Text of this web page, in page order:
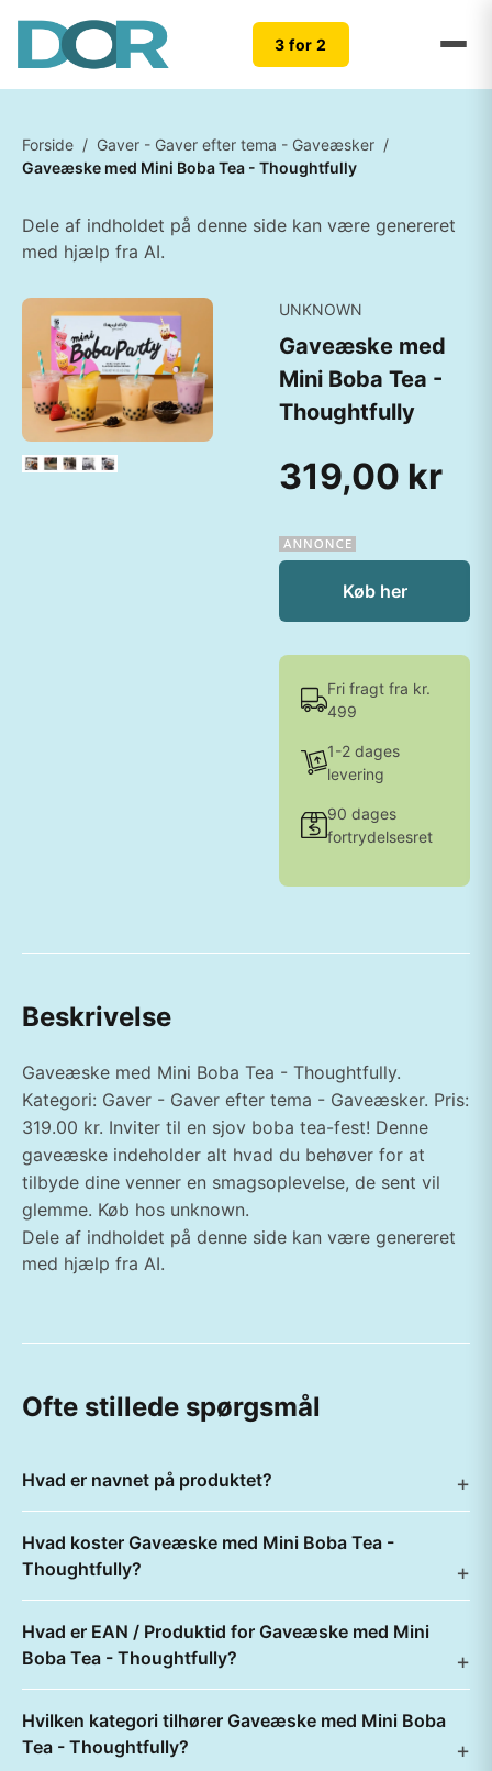
3 for 2
Forside / Gaver - Gaver efter tema - Gaveæsker /
Gaveæske med Mini Boba Tea - Thoughtfully
Dele af indholdet på denne side kan være genereret
med hjælp fra AI.
UNKNOWN
Gaveæske med
Mini Boba Tea -
Thoughtfully
319,00 kr
Køb her
Fri fragt fra kr.
499
1-2 dages
levering
90 dages
fortrydelsesret
Beskrivelse
Gaveæske med Mini Boba Tea - Thoughtfully.
Kategori: Gaver - Gaver efter tema - Gaveæsker. Pris:
319.00 kr. Inviter til en sjov boba tea-fest! Denne
gaveæske indeholder alt hvad du behøver for at
tilbyde dine venner en smagsoplevelse, de sent vil
glemme. Køb hos unknown.
Dele af indholdet på denne side kan være genereret
med hjælp fra AI.
Ofte stillede spørgsmål
Hvad er navnet på produktet?
Hvad koster Gaveæske med Mini Boba Tea -
Thoughtfully?
Hvad er EAN / Produktid for Gaveæske med Mini
Boba Tea - Thoughtfully?
Hvilken kategori tilhører Gaveæske med Mini Boba
Tea - Thoughtfully?